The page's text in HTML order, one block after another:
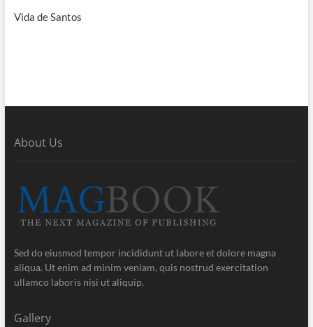
Vida de Santos
About Us
Sed do eiusmod tempor incididunt ut labore et dolore magna
aliqua. Ut enim ad minim veniam, quis nostrud exercitation
ullamco laboris nisi ut aliquip.
Gallery